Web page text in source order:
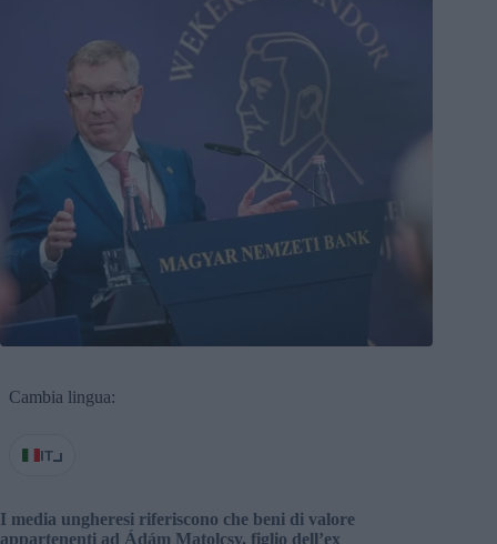
Cambia lingua:
IT
I media ungheresi riferiscono che beni di valore
appartenenti ad Ádám Matolcsy, figlio dell’ex